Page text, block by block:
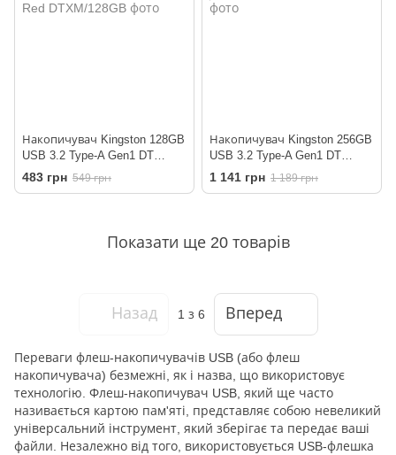
Накопичувач Kingston 128GB
USB 3.2 Type-A Gen1 DT
Exodia M Black Red
483 грн 549 грн
Накопичувач Kingston 256GB
USB 3.2 Type-A Gen1 DT
Exodia
1 141 грн 1 189 грн
Показати ще 20 товарів
Назад 1 з 6 Вперед
Переваги флеш-накопичувачів USB (або флеш
накопичувача) безмежні, як і назва, що використовує
технологію. Флеш-накопичувач USB, який ще часто
називається картою пам'яті, представляє собою невеликий
універсальний інструмент, який зберігає та передає ваші
файли. Незалежно від того, використовується USB-флешка